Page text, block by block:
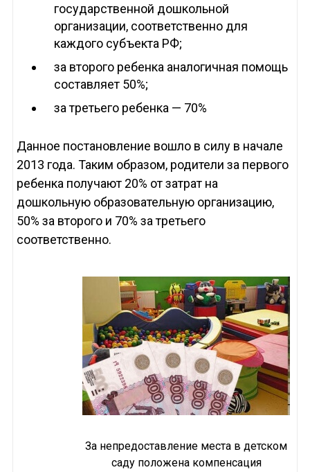
государственной дошкольной
организации, соответственно для
каждого субъекта РФ;
за второго ребенка аналогичная помощь
составляет 50%;
за третьего ребенка — 70%
Данное постановление вошло в силу в начале
2013 года. Таким образом, родители за первого
ребенка получают 20% от затрат на
дошкольную образовательную организацию,
50% за второго и 70% за третьего
соответственно.
За непредоставление места в детском
саду положена компенсация